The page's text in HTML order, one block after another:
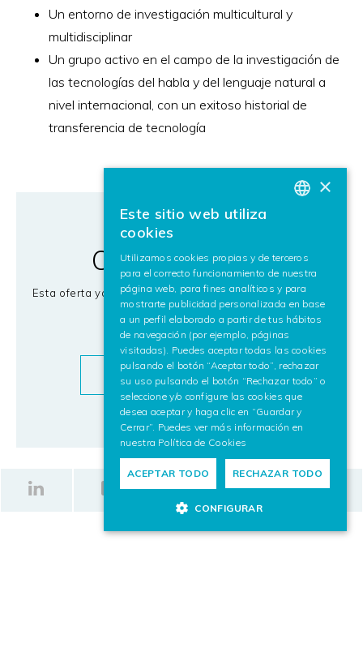
Un entorno de investigación multicultural y
multidisciplinar
Un grupo activo en el campo de la investigación de
las tecnologías del habla y del lenguaje natural a
nivel internacional, con un exitoso historial de
transferencia de tecnología
Oferta cerrada
Esta oferta ya no se encuentra disponible. ¿Te interesa
alguna otra?
OFERTAS DE TRABAJO
ENGLISH
×
Este sitio web utiliza
cookies
Utilizamos cookies propias y de terceros
para el correcto funcionamiento de nuestra
página web, para fines analíticos y para
mostrarte publicidad personalizada en base
a un perfil elaborado a partir de tus hábitos
de navegación (por ejemplo, páginas
visitadas). Puedes aceptar todas las cookies
pulsando el botón “Aceptar todo”, rechazar
su uso pulsando el botón “Rechazar todo” o
seleccione y/o configure las cookies que
desea aceptar y haga clic en “Guardar y
Cerrar”. Puedes ver más información en
nuestra Política de Cookies
ACEPTAR TODO RECHAZAR TODO
CONFIGURAR